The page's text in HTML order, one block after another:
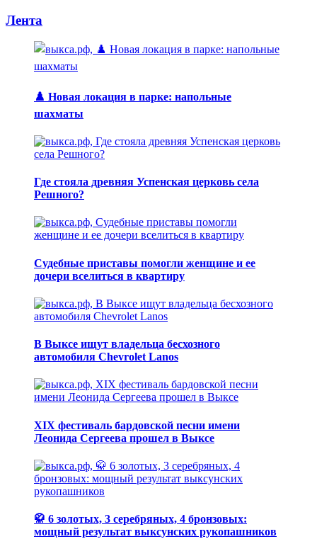
Лента
♟️ Новая локация в парке: напольные
шахматы
Где стояла древняя Успенская церковь села
Решного?
Судебные приставы помогли женщине и ее
дочери вселиться в квартиру
В Выксе ищут владельца бесхозного
автомобиля Chevrolet Lanos
XIX фестиваль бардовской песни имени
Леонида Сергеева прошел в Выксе
🥋 6 золотых, 3 серебряных, 4 бронзовых:
мощный результат выксунских рукопашников